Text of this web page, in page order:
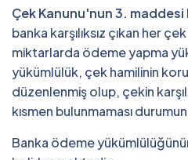
Çek Kanunu'nun 3. maddesi
banka karşılıksız çıkan her
miktarlarda ödeme yapma
yükümlülük, çek hamilinin
düzenlenmiş olup, çekin
kısmen bulunmaması
Banka ödeme